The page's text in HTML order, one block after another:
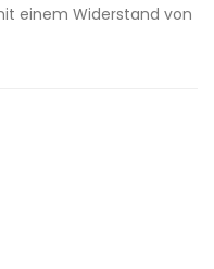
einem Widerstand von